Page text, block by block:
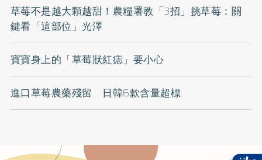
草莓不是越大顆越甜！農糧署教「3招」挑草莓：關
鍵看「這部位」光澤
寶寶身上的「草莓狀紅痣」要小心
進口草莓農藥殘留 日韓6款含量超標